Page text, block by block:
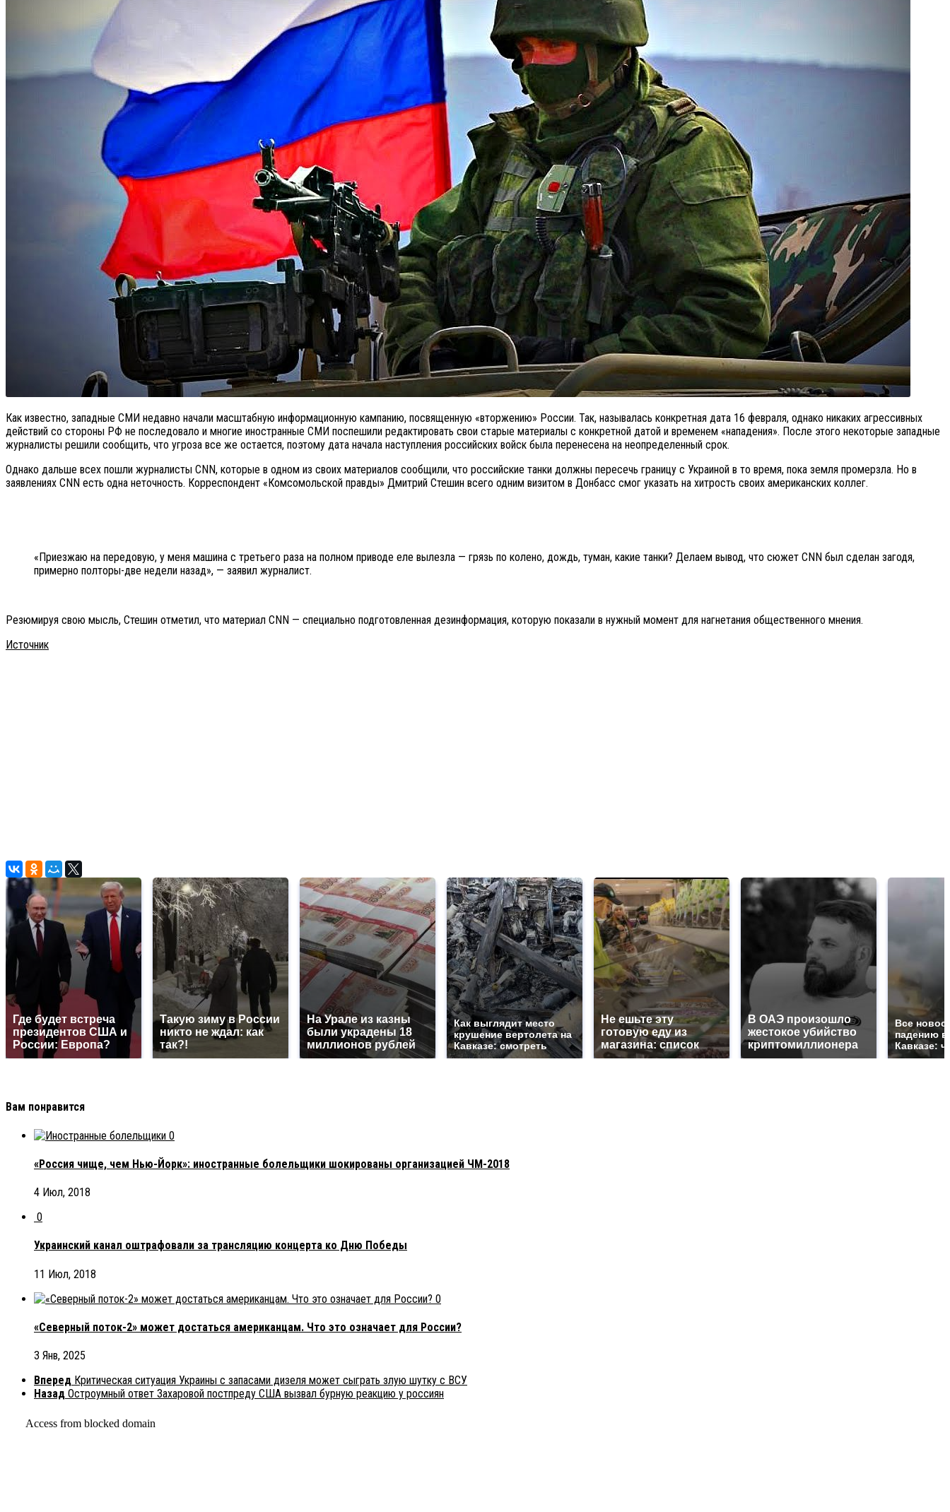
Как известно, западные СМИ недавно начали масштабную информационную кампанию, посвященную «вторжению» России. Так, называлась конкретная дата 16 февраля, однако никаких агрессивных
действий со стороны РФ не последовало и многие иностранные СМИ поспешили редактировать свои старые материалы с конкретной датой и временем «нападения». После этого некоторые западные
журналисты решили сообщить, что угроза все же остается, поэтому дата начала наступления российских войск была перенесена на неопределенный срок.
Однако дальше всех пошли журналисты CNN, которые в одном из своих материалов сообщили, что российские танки должны пересечь границу с Украиной в то время, пока земля промерзла. Но в
заявлениях CNN есть одна неточность. Корреспондент «Комсомольской правды» Дмитрий Стешин всего одним визитом в Донбасс смог указать на хитрость своих американских коллег.
«Приезжаю на передовую, у меня машина с третьего раза на полном приводе еле вылезла — грязь по колено, дождь, туман, какие танки? Делаем вывод, что сюжет CNN был сделан загодя,
примерно полторы-две недели назад», — заявил журналист.
Резюмируя свою мысль, Стешин отметил, что материал CNN — специально подготовленная дезинформация, которую показали в нужный момент для нагнетания общественного мнения.
Источник
Где будет встреча
президентов США и
России: Европа?
Такую зиму в России
никто не ждал: как
так?!
На Урале из казны
были украдены 18
миллионов рублей
Как выглядит место
крушение вертолета на
Кавказе: смотреть
Не ешьте эту
готовую еду из
магазина: список
В ОАЭ произошло
жестокое убийство
криптомиллионера
Все
падению
Кавказе:
Вам понравится
0
«Россия чище, чем Нью-Йорк»: иностранные болельщики шокированы организацией ЧМ-2018
4 Июл, 2018
0
Украинский канал оштрафовали за трансляцию концерта ко Дню Победы
11 Июл, 2018
0
«Северный поток-2» может достаться американцам. Что это означает для России?
3 Янв, 2025
Вперед Критическая ситуация Украины с запасами дизеля может сыграть злую шутку с ВСУ
Назад Остроумный ответ Захаровой постпреду США вызвал бурную реакцию у россиян